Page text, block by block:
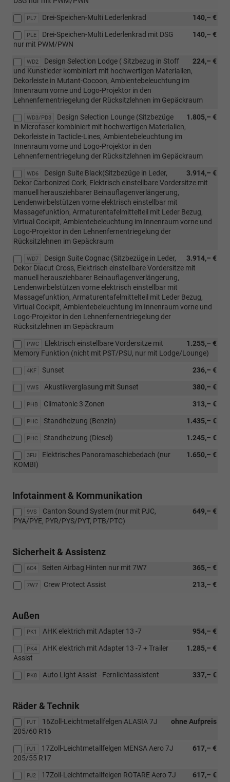
PL7 140,– €
Drei-Speichen-Multi Lederlenkrad
PLE 140,– €
Drei-Speichen-Multi Lederlenkrad mit DSG
nur mit PWM/PWN
WD2 224,– €
Design Selection Lodge ( Sitzbezug in Stoff
und Kunstleder kombiniert mit hochwertigen Materialien,
Dekorleiste in Mutant-Cocoon, Ambientebeleuchtung im
Innenraum vorne und Logo-Projektor in den
Lehnenfernentriegelung der Rücksitzlehnen im Gepäckraum
WD3/PD3 1.805,– €
Design Selection Lounge (Sitzbezüge
in Microfaser kombiniert mit hochwertigen Materialien,
Dekorleiste in Tacticle-Lines, Ambientebeleuchtung im
Innenraum vorne und Logo-Projektor in den
Lehnenfernentriegelung der Rücksitzlehnen im Gepäckraum
WD6 3.914,– €
Design Suite Black(Sitzbezüge in Leder,
Dekor Carbonized Cork, Elektrisch einstellbare Vordersitze mit
manuell herausziehbarer Beinauflagenverlängerung,
Lendenwirbelstützen vorne elektrisch einstellbar mit
Massagefunktion, Armaturentafelmittelteil mit Leder Bezug,
Virtual Cockpit, Ambientebeleuchtung im Innenraum vorne und
Logo-Projektor in den Lehnenfernentriegelung der
Rücksitzlehnen im Gepäckraum
WD7 3.914,– €
Design Suite Cognac (Sitzbezüge in Leder,
Dekor Diacut Cross, Elektrisch einstellbare Vordersitze mit
manuell herausziehbarer Beinauflagenverlängerung,
Lendenwirbelstützen vorne elektrisch einstellbar mit
Massagefunktion, Armaturentafelmittelteil mit Leder Bezug,
Virtual Cockpit, Ambientebeleuchtung im Innenraum vorne und
Logo-Projektor in den Lehnenfernentriegelung der
Rücksitzlehnen im Gepäckraum
PWC 1.255,– €
Elektrisch einstellbare Vordersitze mit
Memory Funktion (nicht mit PST/PSU, nur mit Lodge/Lounge)
4KF 236,– €
Sunset
VW5 380,– €
Akustikverglasung mit Sunset
PHB 313,– €
Climatonic 3 Zonen
PHC 1.435,– €
Standheizung (Benzin)
PHC 1.245,– €
Standheizung (Diesel)
3FU 1.650,– €
Elektrisches Panoramaschiebedach (nur
KOMBI)
Infotainment & Kommunikation
9VS 649,– €
Canton Sound System (nur mit PJC,
PYA/PYE, PYR/PYS/PYT, PTB/PTC)
Sicherheit & Assistenz
6C4 365,– €
Seiten Airbag Hinten nur mit 7W7
7W7 213,– €
Crew Protect Assist
Außen
PK1 954,– €
AHK elektrich mit Adapter 13 -7
PK4 1.285,– €
AHK elektrich mit Adapter 13 -7 + Trailer
Assist
PK8 337,– €
Auto Light Assist - Fernlichtassistent
Räder & Technik
PJT ohne Aufpreis
16Zoll-Leichtmetallfelgen ALASIA 7J
205/60 R16
PJ1 617,– €
17Zoll-Leichtmetallfelgen MENSA Aero 7J
205/55 R17
PJ2 617,– €
17Zoll-Leichtmetallfelgen ROTARE Aero 7J